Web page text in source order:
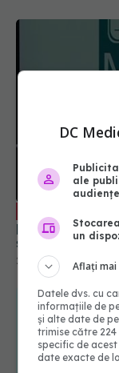
precisă. Dr.
și DC News
22 dec 2025, 19:32
DC
ale
un
Aflați
Datele dvs. cu
informațiile de
și alte date de
trimise către
specific de
date exacte de